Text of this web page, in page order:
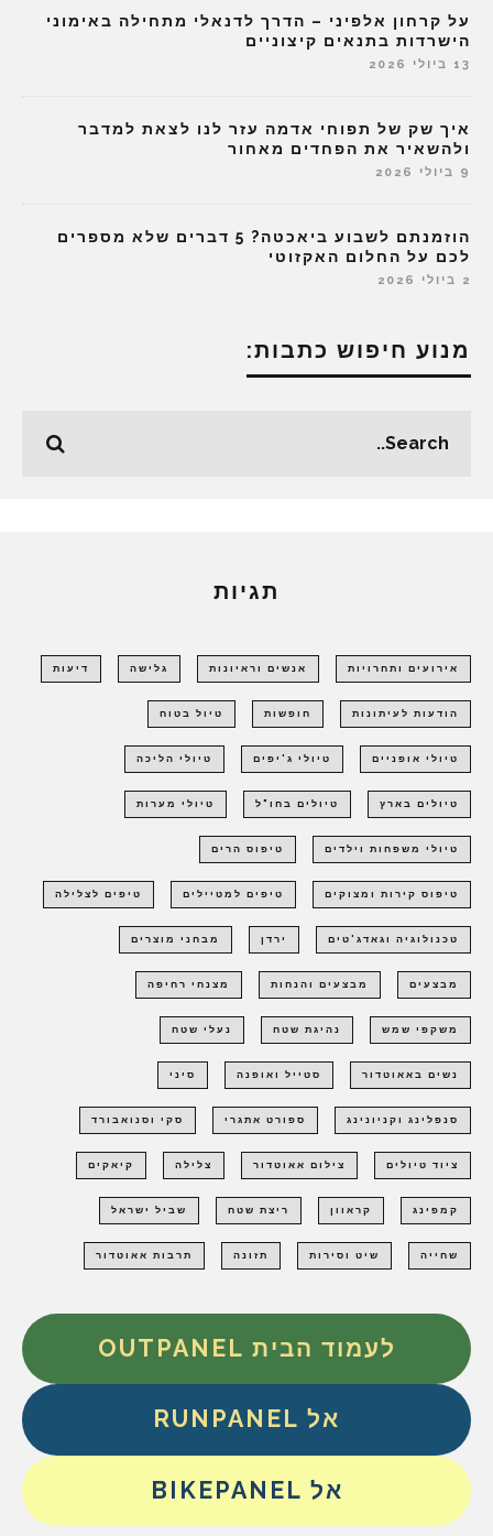
על קרחון אלפיני – הדרך לדנאלי מתחילה באימוני
הישרדות בתנאים קיצוניים
13 ביולי 2026
איך שק של תפוחי אדמה עזר לנו לצאת למדבר
ולהשאיר את הפחדים מאחור
9 ביולי 2026
הוזמנתם לשבוע ביאכטה? 5 דברים שלא מספרים
לכם על החלום האקזוטי
2 ביולי 2026
מנוע חיפוש כתבות:
תגיות
אירועים ותחרויות אנשים וראיונות גלישה דיעות
הודעות לעיתונות חופשות טיול בטוח
טיולי אופניים טיולי ג'יפים טיולי הליכה
טיולים בארץ טיולים בחו"ל טיולי מערות
טיולי משפחות וילדים טיפוס הרים
טיפוס קירות ומצוקים טיפים למטיילים טיפים לצלילה
טכנולוגיה וגאדג'טים ירדן מבחני מוצרים
מבצעים מבצעים והנחות מצנחי רחיפה
משקפי שמש נהיגת שטח נעלי שטח
נשים באאוטדור סטייל ואופנה סיני
סנפלינג וקניונינג ספורט אתגרי סקי וסנואבורד
ציוד טיולים צילום אאוטדור צלילה קיאקים
קמפינג קראוון ריצת שטח שביל ישראל
שחייה שיט וסירות תזונה תרבות אאוטדור
לעמוד הבית OUTPANEL
אל RUNPANEL
אל BIKEPANEL